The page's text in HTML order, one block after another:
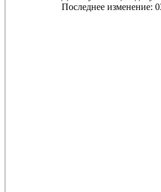
Последнее изменение: